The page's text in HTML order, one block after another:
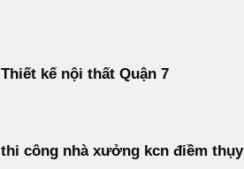
Thiết kế nội thất Quận 7
thi công nhà xưởng kcn điềm thụy